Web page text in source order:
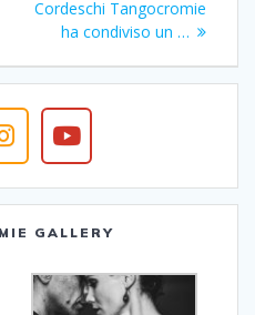
successivo:
Cordeschi Tangocromie
ha condiviso un …
GALLERY